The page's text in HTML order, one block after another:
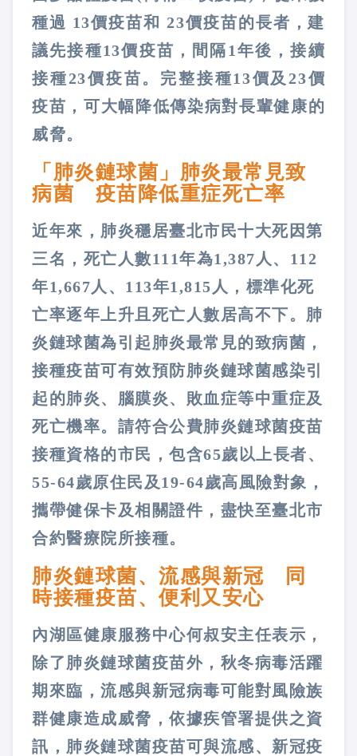
種過 13價疫苗和 23價疫苗的長者，建
議先接種13價疫苗，間隔1年後，接續
接種23價疫苗。完整接種13價及23價
疫苗，可大幅降低傳染病對長輩健康的
威脅。
「肺炎鏈球菌」肺炎最常見致
病菌 疫苗降低重症死亡率
近年來，肺炎穩居臺北市民十大死因第
三名，死亡人數111年為1,387人、112
年1,667人、113年1,815人，標準化死
亡率逐年上升且死亡人數居高不下。肺
炎鏈球菌為引起肺炎最常見的致病菌，
接種疫苗可有效預防肺炎鏈球菌感染引
起的肺炎、腦膜炎、敗血症等中重症及
死亡機率。請符合公費肺炎鏈球菌疫苗
接種資格的市民，包含65歲以上長者、
55-64歲原住民及19-64歲高風險對象，
攜帶健保卡及相關證件，盡快至臺北市
合約醫療院所接種。
肺炎鏈球菌、流感與新冠 同
時接種疫苗、便利又安心
內湖區健康服務中心何叔安主任表示，
除了肺炎鏈球菌疫苗外，秋冬病毒活躍
期來臨，流感與新冠病毒可能對風險族
群健康造成威脅，依據疾管署提供之資
訊，肺炎鏈球菌疫苗可與流感、新冠疫